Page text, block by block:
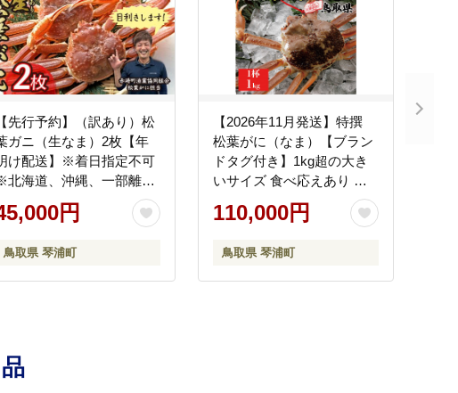
【先行予約】（訳あり）松
ガニ（生なま）2枚【年
け配送】※着日指定不可
北海道、沖縄、一部離島
への配送不可《ずわいが
かに カニ 蟹》
円
鳥取県 琴浦町
【2026年11月発送】特撰
松葉がに（なま）【ブラン
ドタグ付き】1kg超の大き
いサイズ 食べ応えあり 特
110,000円
鳥取県 琴浦町